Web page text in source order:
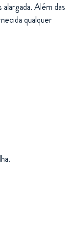
Além das
qualquer